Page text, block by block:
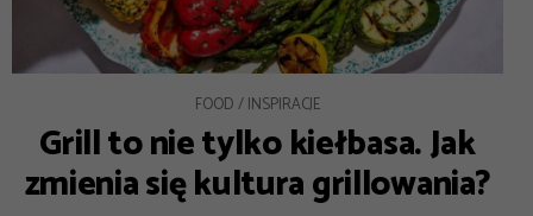
FOOD INSPIRACJE
Grill to nie tylko kiełbasa. Jak
zmienia się kultura grillowania?